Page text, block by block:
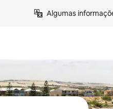
Algumas